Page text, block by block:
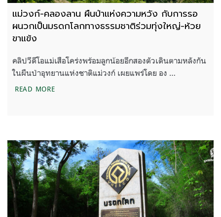
แม่วงก์-คลองลาน ผืนป่าแห่งความหวัง กับการรอ
ผนวกเป็นมรดกโลกทางธรรมชาติร่วมทุ่งใหญ่-ห้วย
ขาแข้ง
คลิปวีดีโอแม่เสือโคร่งพร้อมลูกน้อยอีกสองตัวเดินตามหลังกัน
ในผืนป่าอุทยานแห่งชาติแม่วงก์ เผยแพร่โดย อง …
READ MOREแม่วงก์-คลองลาน ผืนป่าแห่งความหวัง กับการรอผน